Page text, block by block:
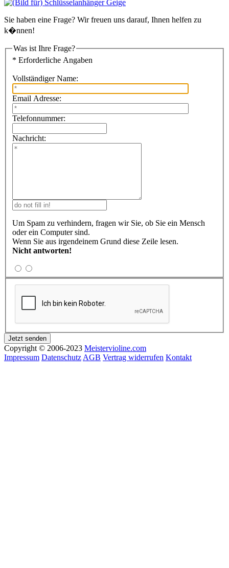
Sie haben eine Frage? Wir freuen uns darauf, Ihnen helfen zu
k�nnen!
Was ist Ihre Frage?
* Erforderliche Angaben
Vollständiger Name:
Email Adresse:
Telefonnummer:
Nachricht:
Um Spam zu verhindern, fragen wir Sie, ob Sie ein Mensch
oder ein Computer sind.
Wenn Sie aus irgendeinem Grund diese Zeile lesen.
Nicht antworten!
Copyright © 2006-2023 Meistervioline.com
Impressum Datenschutz AGB Vertrag widerrufen Kontakt